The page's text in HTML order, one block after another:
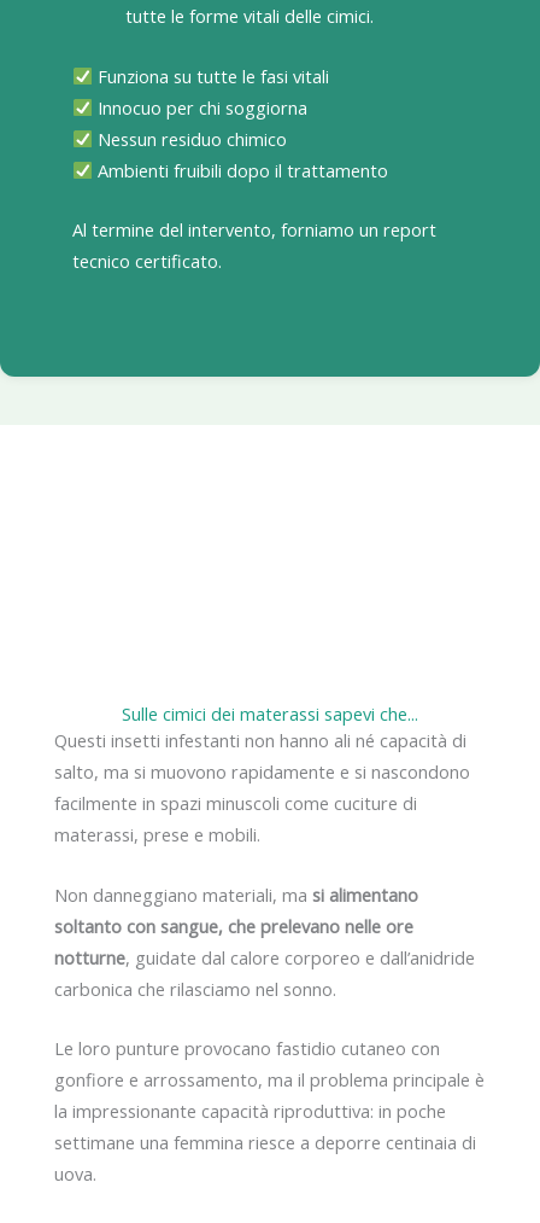
tutte le forme vitali delle cimici.
Funziona su tutte le fasi vitali
Innocuo per chi soggiorna
Nessun residuo chimico
Ambienti fruibili dopo il trattamento
Al termine del intervento, forniamo un report
tecnico certificato.
Sulle cimici dei materassi sapevi che...
Questi insetti infestanti non hanno ali né capacità di
salto, ma si muovono rapidamente e si nascondono
facilmente in spazi minuscoli come cuciture di
materassi, prese e mobili.
Non danneggiano materiali, ma si alimentano
soltanto con sangue, che prelevano nelle ore
notturne, guidate dal calore corporeo e dall’anidride
carbonica che rilasciamo nel sonno.
Le loro punture provocano fastidio cutaneo con
gonfiore e arrossamento, ma il problema principale è
la impressionante capacità riproduttiva: in poche
settimane una femmina riesce a deporre centinaia di
uova.